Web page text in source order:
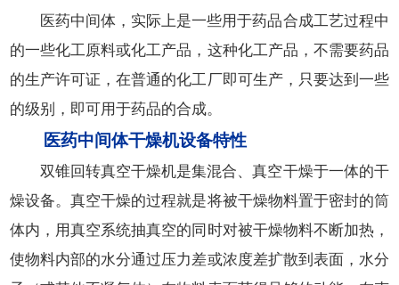
医药中间体，实际上是一些用于药品合成工艺过程中
的一些化工原料或化工产品，这种化工产品，不需要药品
的生产许可证，在普通的化工厂即可生产，只要达到一些
的级别，即可用于药品的合成。
医药中间体干燥机设备特性
双锥回转真空干燥机是集混合、真空干燥于一体的干
燥设备。真空干燥的过程就是将被干燥物料置于密封的筒
体内，用真空系统抽真空的同时对被干燥物料不断加热，
使物料内部的水分通过压力差或浓度差扩散到表面，水分